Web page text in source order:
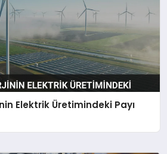
Elektrik Üretimindeki Payı